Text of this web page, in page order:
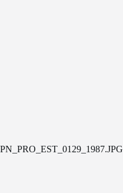
PN_PRO_EST_0129_1987.JPG